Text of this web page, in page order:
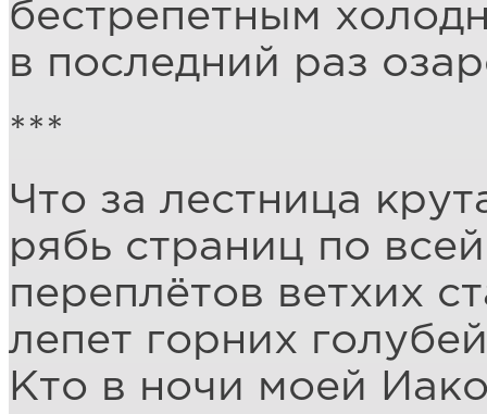
бестрепетным
в последний раз
***
Что за лестница
рябь страниц по
переплётов ветхих
лепет горних
Кто в ночи моей